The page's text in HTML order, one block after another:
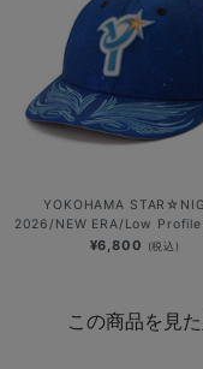
YOKOHAMA
2026/NEW ERA/Low
¥6,800 (税込)
この商品を見